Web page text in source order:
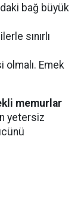
bağ büyük
sınırlı
Emek
memurlar
yetersiz